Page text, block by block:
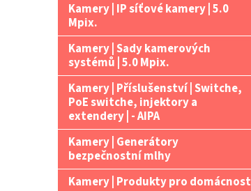
Kamery | IP síťové kamery | 5.0
Mpix.
Kamery | Sady kamerových
systémů | 5.0 Mpix.
Kamery | Příslušenství | Switche,
PoE switche, injektory a
extendery | - AIPA
Kamery | Generátory
bezpečnostní mlhy
Kamery | Produkty pro domácnost